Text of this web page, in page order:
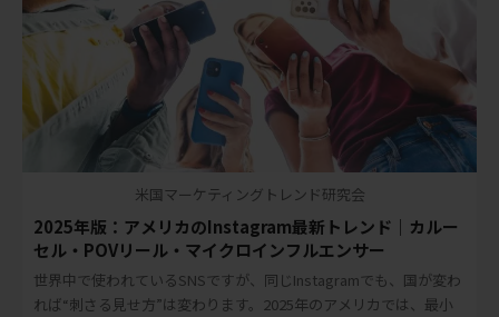
米国マーケティングトレンド研究会
2025年版：アメリカのInstagram最新トレンド｜カルー
セル・POVリール・マイクロインフルエンサー
世界中で使われているSNSですが、同じInstagramでも、国が変わ
れば“刺さる見せ方”は変わります。2025年のアメリカでは、最小